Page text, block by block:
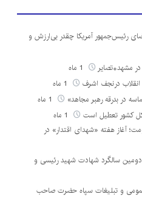
رئیس‌جمهور آمریکا چقدر بی‌ارزش و
مشهد+تصایر
درنجف اشرف
در بدرقه رهبر مجاهد»
آغاز هفته «شهدای اقتدار» در
دومین سالگرد شهادت شهید رئیسی و
عمومی و تبلیغات سپاه حضرت صاحب